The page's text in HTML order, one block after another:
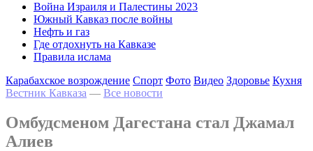
Война Израиля и Палестины 2023
Южный Кавказ после войны
Нефть и газ
Где отдохнуть на Кавказе
Правила ислама
Карабахское возрождение Спорт Фото Видео Здоровье Кухня
Вестник Кавказа — Все новости
Омбудсменом Дагестана стал Джамал
Алиев